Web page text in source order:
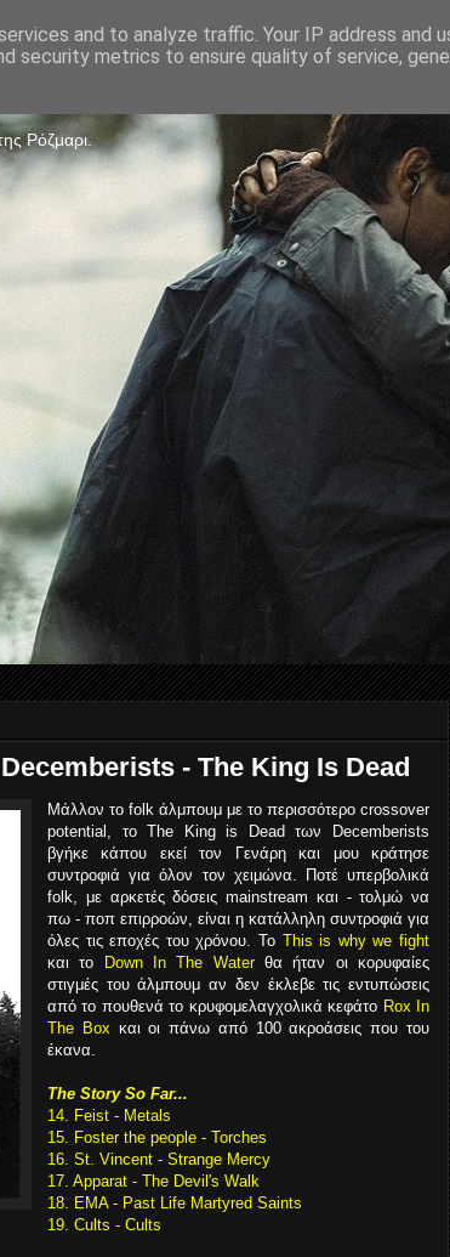
Ρόζμαρι.
- The King Is Dead
Μάλλον το folk άλμπουμ με το περισσότερο crossover
potential, το The King is Dead των Decemberists
βγήκε κάπου εκεί τον Γενάρη και μου κράτησε
συντροφιά για όλον τον χειμώνα. Ποτέ υπερβολικά
folk, με αρκετές δόσεις mainstream και - τολμώ να
πω - ποπ επιρροών, είναι η κατάλληλη συντροφιά για
όλες τις εποχές του χρόνου. To This is why we fight
και το
Down In The Waterθα ήταν οι κορυφαίες
στιγμές του άλμπουμ αν δεν έκλεβε τις εντυπώσεις
από το πουθενά το κρυφομελαγχολικά κεφάτο Rox In
The Box και οι πάνω από 100 ακροάσεις που του
έκανα.
The Story So Far...
14. Feist - Metals
15. Foster the people - Torches
16. St. Vincent - Strange Mercy
17. Apparat - The Devil's Walk
18. EMA - Past Life Martyred Saints
19. Cults - Cults
and to analyze traffic. Your IP address and
security metrics to ensure quality of service,